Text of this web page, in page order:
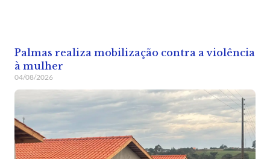
Palmas realiza mobilização contra a violência
à mulher
04/08/2026